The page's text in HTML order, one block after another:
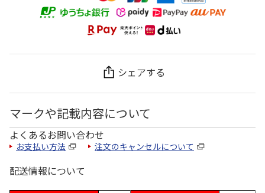
シェアする
マークや記載内容について
よくあるお問い合わせ
お支払い方法 注文のキャンセルについて
配送情報について